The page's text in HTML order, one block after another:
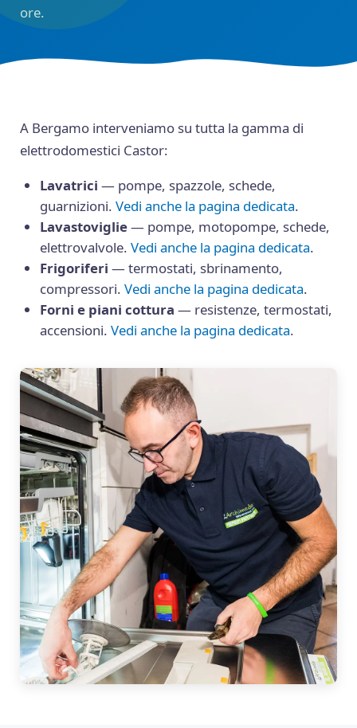
ore.
A Bergamo interveniamo su tutta la gamma di
elettrodomestici Castor:
Lavatrici — pompe, spazzole, schede,
guarnizioni.Vedi anche la pagina dedicata.
Lavastoviglie— pompe, motopompe, schede,
elettrovalvole.Vedi anche la pagina dedicata.
Frigoriferi — termostati, sbrinamento,
compressori.Vedi anche la pagina dedicata.
Forni e piani cottura — resistenze, termostati,
accensioni.Vedi anche la pagina dedicata.